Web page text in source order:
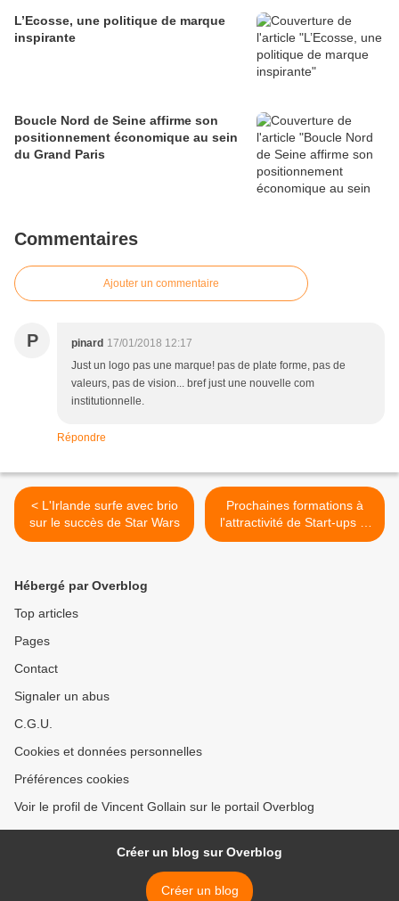
L’Ecosse, une politique de marque
inspirante
Boucle Nord de Seine affirme son
positionnement économique au sein
du Grand Paris
Commentaires
Ajouter un commentaire
P pinard 17/01/2018 12:17
Just un logo pas une marque! pas de plate forme, pas de
valeurs, pas de vision... bref just une nouvelle com
institutionnelle.
Répondre
< L'Irlande surfe avec brio
sur le succès de Star Wars
Prochaines formations à
l'attractivité de Start-ups et
au Marketing territorial par
Hébergé par Overblog
Top articles
Pages
Contact
Signaler un abus
C.G.U.
Cookies et données personnelles
Préférences cookies
Voir le profil de Vincent Gollain sur le portail Overblog
Créer un blog sur Overblog
Créer un blog